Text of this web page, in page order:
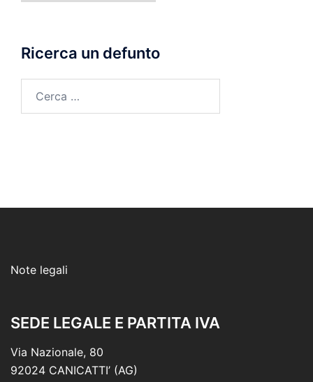
Ricerca un defunto
Note legali
SEDE LEGALE E PARTITA IVA
Via Nazionale, 80
92024 CANICATTI’ (AG)